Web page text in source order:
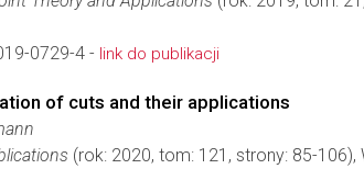
0729-4 - link do publikacji
of cuts and their applications
(rok: 2020, tom: 121, strony: 85-106),